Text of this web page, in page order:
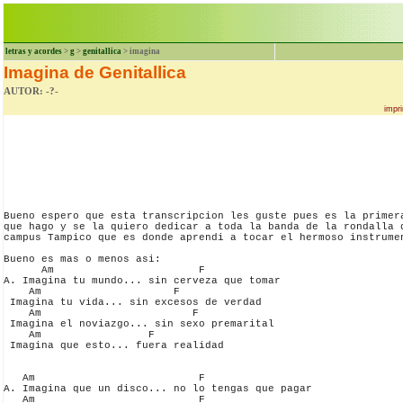
letras y acordes > g > genitallica > imagina
Imagina de Genitallica
AUTOR: -?-
Bueno espero que esta transcripcion les guste pues es la
que hago y se la quiero dedicar a toda la banda de la rondalla
campus Tampico que es donde aprendi a tocar el hermoso
Bueno es mas o menos asi:
      Am                       F
A. Imagina tu mundo... sin cerveza que tomar
    Am                     F
Imagina tu vida... sin excesos de verdad
    Am                        F
Imagina el noviazgo... sin sexo premarital
    Am                 F
Imagina que esto... fuera realidad
   Am                          F
A. Imagina que un disco... no lo tengas que pagar
   Am                          F